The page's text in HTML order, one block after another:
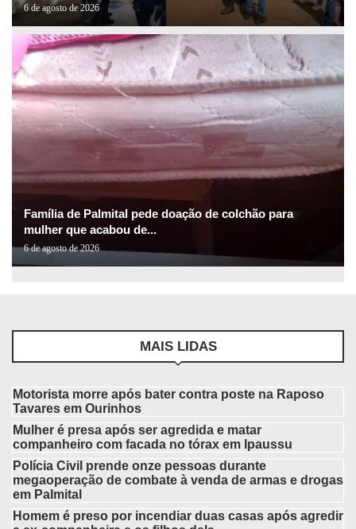
6 de agosto de 2026
Família de Palmital pede doação de colchão para
mulher que acabou de...
6 de agosto de 2026
MAIS LIDAS
Motorista morre após bater contra poste na Raposo
Tavares em Ourinhos
Mulher é presa após ser agredida e matar
companheiro com facada no tórax em Ipaussu
Polícia Civil prende onze pessoas durante
megaoperação de combate à venda de armas e drogas
em Palmital
Homem é preso por incendiar duas casas após agredir